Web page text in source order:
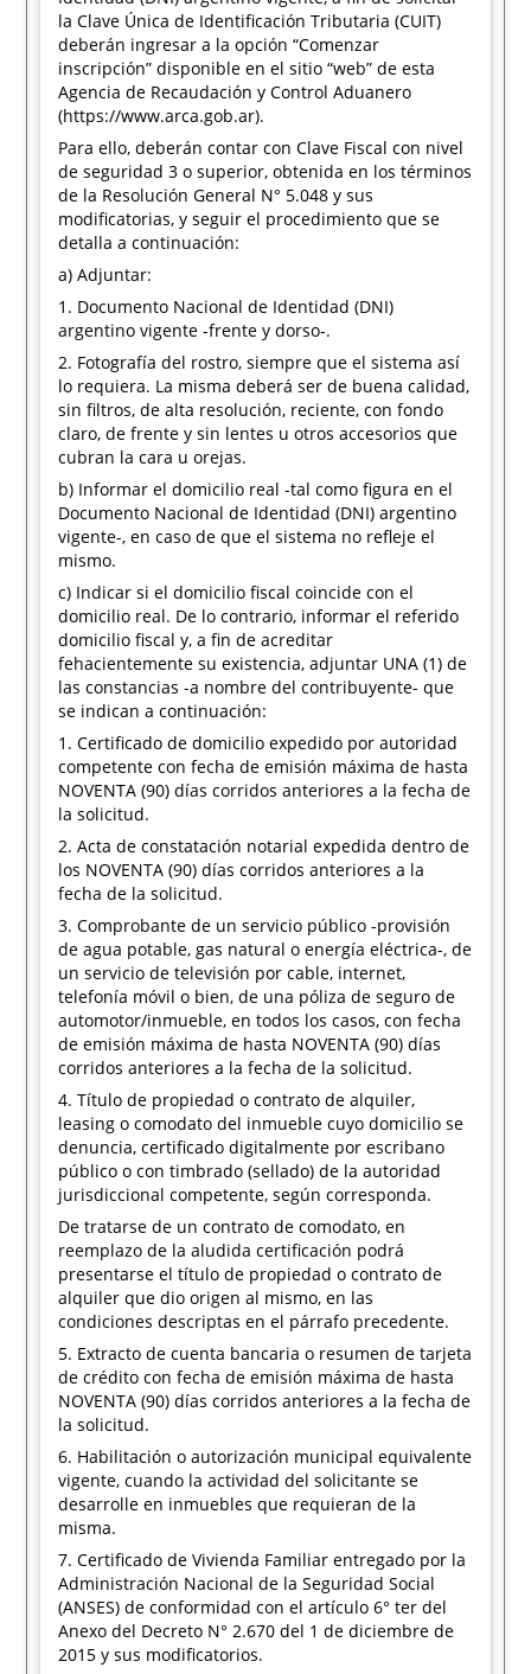
la Clave Única de Identificación Tributaria (CUIT)
deberán ingresar a la opción “Comenzar
inscripción” disponible en el sitio “web” de esta
Agencia de Recaudación y Control Aduanero
(https://www.arca.gob.ar).
Para ello, deberán contar con Clave Fiscal con nivel
de seguridad 3 o superior, obtenida en los términos
de la Resolución General N° 5.048 y sus
modificatorias, y seguir el procedimiento que se
detalla a continuación:
a) Adjuntar:
1. Documento Nacional de Identidad (DNI)
argentino vigente -frente y dorso-.
2. Fotografía del rostro, siempre que el sistema así
lo requiera. La misma deberá ser de buena calidad,
sin filtros, de alta resolución, reciente, con fondo
claro, de frente y sin lentes u otros accesorios que
cubran la cara u orejas.
b) Informar el domicilio real -tal como figura en el
Documento Nacional de Identidad (DNI) argentino
vigente-, en caso de que el sistema no refleje el
mismo.
c) Indicar si el domicilio fiscal coincide con el
domicilio real. De lo contrario, informar el referido
domicilio fiscal y, a fin de acreditar
fehacientemente su existencia, adjuntar UNA (1) de
las constancias -a nombre del contribuyente- que
se indican a continuación:
1. Certificado de domicilio expedido por autoridad
competente con fecha de emisión máxima de hasta
NOVENTA (90) días corridos anteriores a la fecha de
la solicitud.
2. Acta de constatación notarial expedida dentro de
los NOVENTA (90) días corridos anteriores a la
fecha de la solicitud.
3. Comprobante de un servicio público -provisión
de agua potable, gas natural o energía eléctrica-, de
un servicio de televisión por cable, internet,
telefonía móvil o bien, de una póliza de seguro de
automotor/inmueble, en todos los casos, con fecha
de emisión máxima de hasta NOVENTA (90) días
corridos anteriores a la fecha de la solicitud.
4. Título de propiedad o contrato de alquiler,
leasing o comodato del inmueble cuyo domicilio se
denuncia, certificado digitalmente por escribano
público o con timbrado (sellado) de la autoridad
jurisdiccional competente, según corresponda.
De tratarse de un contrato de comodato, en
reemplazo de la aludida certificación podrá
presentarse el título de propiedad o contrato de
alquiler que dio origen al mismo, en las
condiciones descriptas en el párrafo precedente.
5. Extracto de cuenta bancaria o resumen de tarjeta
de crédito con fecha de emisión máxima de hasta
NOVENTA (90) días corridos anteriores a la fecha de
la solicitud.
6. Habilitación o autorización municipal equivalente
vigente, cuando la actividad del solicitante se
desarrolle en inmuebles que requieran de la
misma.
7. Certificado de Vivienda Familiar entregado por la
Administración Nacional de la Seguridad Social
(ANSES) de conformidad con el artículo 6° ter del
Anexo del Decreto N° 2.670 del 1 de diciembre de
2015 y sus modificatorios.